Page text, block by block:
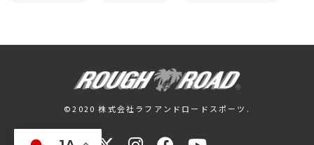
©2020 株式会社ラフアンドロードスポーツ.